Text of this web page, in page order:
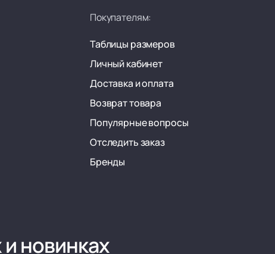
Покупателям:
Таблицы размеров
Личный кабинет
Доставка и оплата
Возврат товара
Популярные вопросы
Отследить заказ
Бренды
и новинках